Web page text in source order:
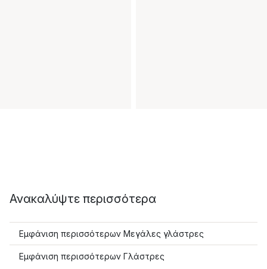
Ανακαλύψτε περισσότερα
Εμφάνιση περισσότερων Μεγάλες γλάστρες
Εμφάνιση περισσότερων Γλάστρες